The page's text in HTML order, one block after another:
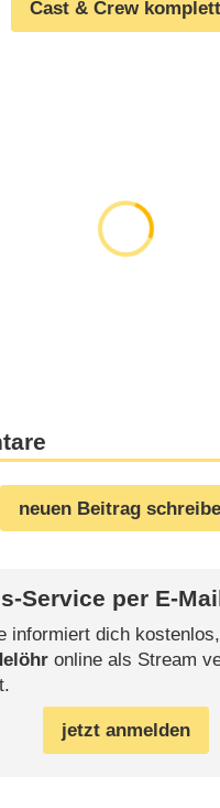
Cast & Crew komplett
neuen Beitrag
Service per E-
informiert dich
online als Stream
jetzt anmelden